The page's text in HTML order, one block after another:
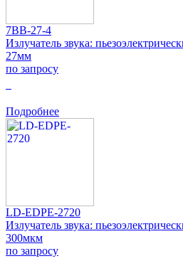
7BB-27-4
Излучатель звука:
27мм
по запросу
Подробнее
LD-EDPE-2720
Излучатель звука:
300мкм
по запросу